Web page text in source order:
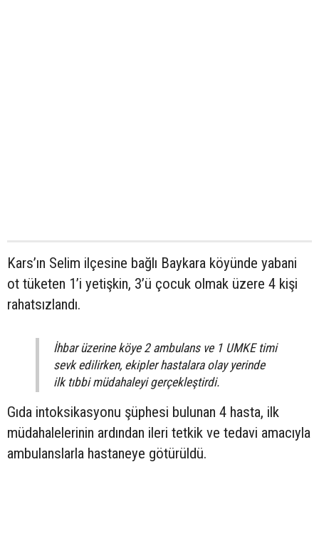
Kars’ın Selim ilçesine bağlı Baykara köyünde yabani
ot tüketen 1’i yetişkin, 3’ü çocuk olmak üzere 4 kişi
rahatsızlandı.
İhbar üzerine köye 2 ambulans ve 1 UMKE timi
sevk edilirken, ekipler hastalara olay yerinde
ilk tıbbi müdahaleyi gerçekleştirdi.
Gıda intoksikasyonu şüphesi bulunan 4 hasta, ilk
müdahalelerinin ardından ileri tetkik ve tedavi amacıyla
ambulanslarla hastaneye götürüldü.